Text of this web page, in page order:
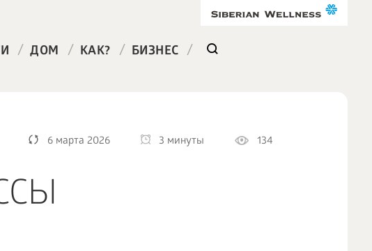
/ ДОМ / КАК? / БИЗНЕС /
6 марта 2026 3 минуты 134